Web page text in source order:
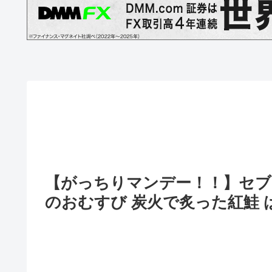
【がっちりマンデー！！】セ
のおむすび 炭火で炙った紅鮭